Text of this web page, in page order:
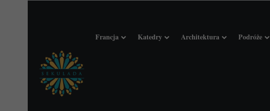
Francja Katedry Architektura Podróże